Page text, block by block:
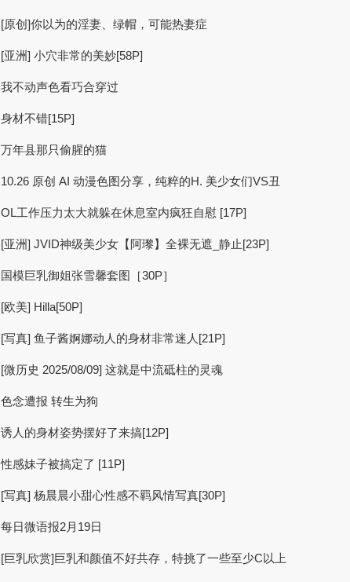
[原创]你以为的淫妻、绿帽，可能热妻症
[亚洲] 小穴非常的美妙[58P]
我不动声色看巧合穿过
身材不错[15P]
万年县那只偷腥的猫
10.26 原创 AI 动漫色图分享，纯粹的H. 美少女们VS丑
OL工作压力太大就躲在休息室内疯狂自慰 [17P]
[亚洲] JVID神级美少女【阿瓈】全裸无遮_静止[23P]
国模巨乳御姐张雪馨套图［30P］
[欧美] Hilla[50P]
[写真] 鱼子酱婀娜动人的身材非常迷人[21P]
[微历史 2025/08/09] 这就是中流砥柱的灵魂
色念遭报 转生为狗
诱人的身材姿势摆好了来搞[12P]
性感妹子被搞定了 [11P]
[写真] 杨晨晨小甜心性感不羁风情写真[30P]
每日微语报2月19日
[巨乳欣赏]巨乳和颜值不好共存，特挑了一些至少C以上